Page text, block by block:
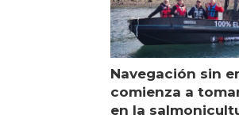
Navegación sin
comienza a
en la